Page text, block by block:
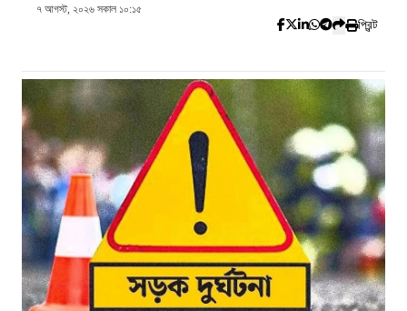
৭ আগস্ট, ২০২৬ সকাল ১০:১৫
প্রিন্ট